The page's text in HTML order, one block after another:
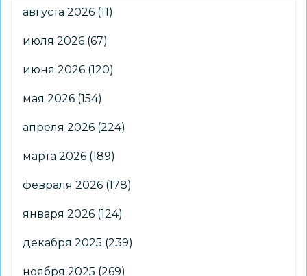
августа 2026 (11)
июля 2026 (67)
июня 2026 (120)
мая 2026 (154)
апреля 2026 (224)
марта 2026 (189)
февраля 2026 (178)
января 2026 (124)
декабря 2025 (239)
ноября 2025 (269)